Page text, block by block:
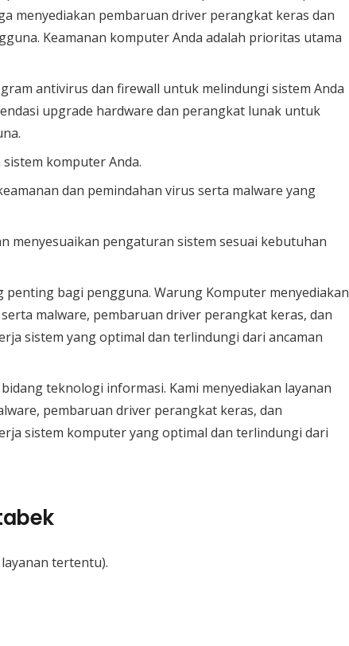
menyediakan pembaruan driver perangkat keras dan
Keamanan komputer Anda adalah prioritas utama
antivirus dan firewall untuk melindungi sistem Anda
upgrade hardware dan perangkat lunak untuk
komputer Anda.
dan pemindahan virus serta malware yang
menyesuaikan pengaturan sistem sesuai kebutuhan
bagi pengguna. Warung Komputer menyediakan
malware, pembaruan driver perangkat keras, dan
sistem yang optimal dan terlindungi dari ancaman
teknologi informasi. Kami menyediakan layanan
pembaruan driver perangkat keras, dan
sistem komputer yang optimal dan terlindungi dari
tertentu).